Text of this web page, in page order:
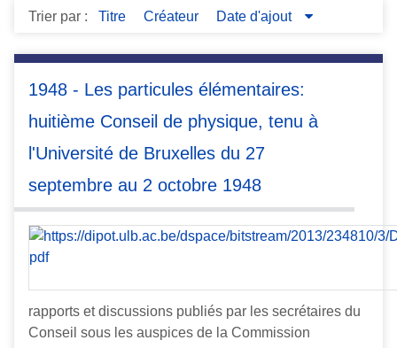
Trier par : Titre Créateur Date d'ajout
1948 - Les particules élémentaires:
huitième Conseil de physique, tenu à
l'Université de Bruxelles du 27
septembre au 2 octobre 1948
rapports et discussions publiés par les secrétaires du
Conseil sous les auspices de la Commission